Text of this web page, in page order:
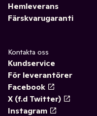
Hemleverans
Färskvarugaranti
Kontakta oss
Kundservice
För leverantörer
Facebook
X (f.d Twitter)
Instagram